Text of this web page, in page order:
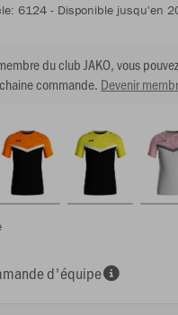
6124 - Disponible jusqu'en
du club JAKO, vous
commande. Devenir
d'équipe